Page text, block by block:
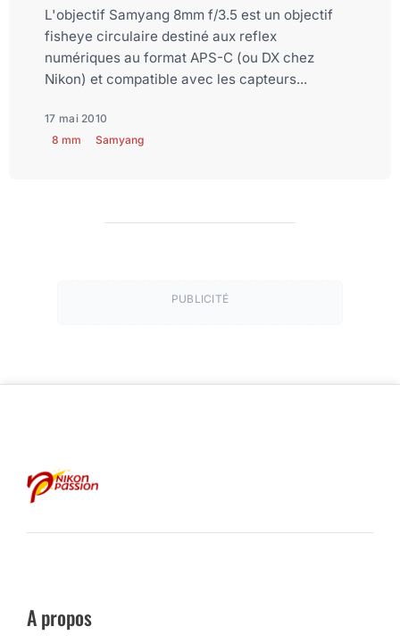
L'objectif Samyang 8mm f/3.5 est un objectif
fisheye circulaire destiné aux reflex
numériques au format APS-C (ou DX chez
Nikon) et compatible avec les capteurs...
17 mai 2010
8 mm
Samyang
PUBLICITÉ
A propos